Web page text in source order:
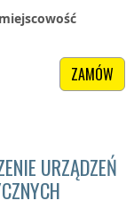
ZAMÓW
URZĄDZEŃ